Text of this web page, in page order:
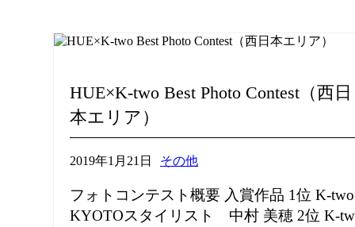
HUE×K-two Best Photo Contest（西日
本エリア）
2019年1月21日 その他
フォトコンテスト概要 入賞作品 1位 K-two
KYOTOスタイリスト 中村 美穂 2位 K-